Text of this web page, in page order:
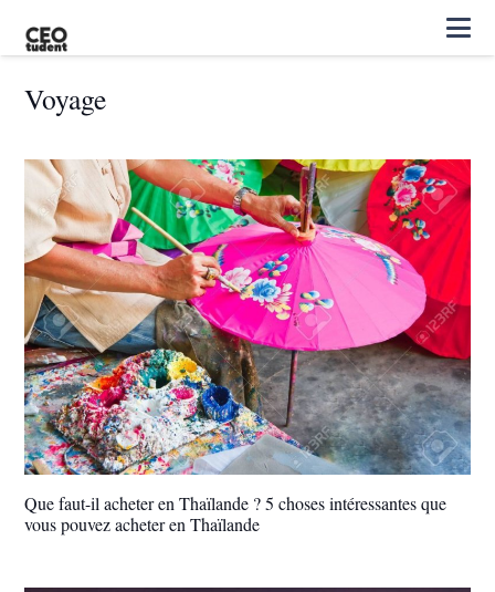
Voyage
Que faut-il acheter en Thaïlande ? 5 choses intéressantes que
vous pouvez acheter en Thaïlande